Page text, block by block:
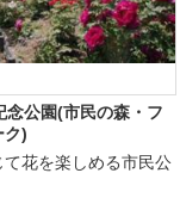
念公園(市民の森・フ
ク)
て花を楽しめる市民公